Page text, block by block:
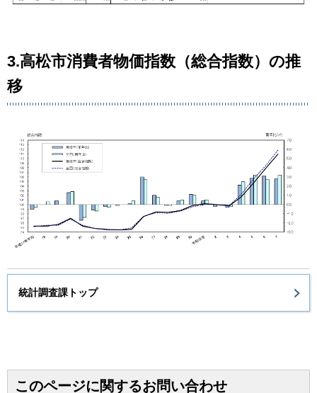
3.高松市消費者物価指数（総合指数）の推
移
統計調査課トップ
このページに関するお問い合わせ